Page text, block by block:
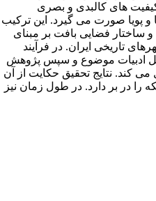
های کالبدی و بصری
پویا صورت می گیرد. این ترکیب
ساختار فضایی بافت بر مبنای
تاریخی ایران. در فرآیند
ادبیات موضوع و سپس پژوهش
کند. نتایج تحقیق حکایت از آن
را در بر دارد. در طول زمان نیز